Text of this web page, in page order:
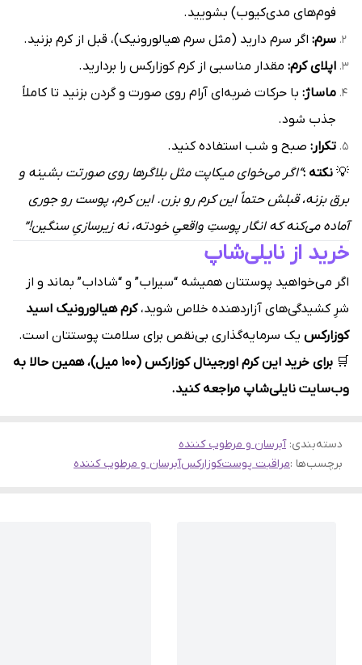
فوم‌های مدی‌کیوب) بشویید.
سرم: اگر سرم دارید (مثل سرم هیالورونیک)، قبل از کرم بزنید.
اپلای کرم: مقدار مناسبی از کرم کوزارکس را بردارید.
ماساژ: با حرکات ضربه‌ای آرام روی صورت و گردن بزنید تا کاملاً
جذب شود.
تکرار: صبح و شب استفاده کنید.
💡 نکته :“اگر می‌خوای میکاپت مثل بلاگرها روی صورتت بشینه و
برق بزنه، قبلش حتماً این کرم رو بزن. این کرم، پوست رو جوری
آماده می‌کنه که انگار پوستِ واقعیِ خودته، نه زیرسازیِ سنگین!”
خرید از نایلی‌شاپ
اگر می‌خواهید پوستتان همیشه “سیراب” و “شاداب” بماند و از
شرِ کشیدگی‌های آزاردهنده خلاص شوید،کرم هیالورونیک اسید
کوزارکس یک سرمایه‌گذاری بی‌نقص برای سلامت پوستتان است.
🛒
برای خرید این کرم اورجینال کوزارکس (100 میل)، همین حالا به
وب‌سایت نایلی‌شاپ مراجعه کنید.
دسته‌بندی:آبرسان و مرطوب کننده
برچسب‌ها :مراقبت پوستکوزارکسآبرسان و مرطوب کننده